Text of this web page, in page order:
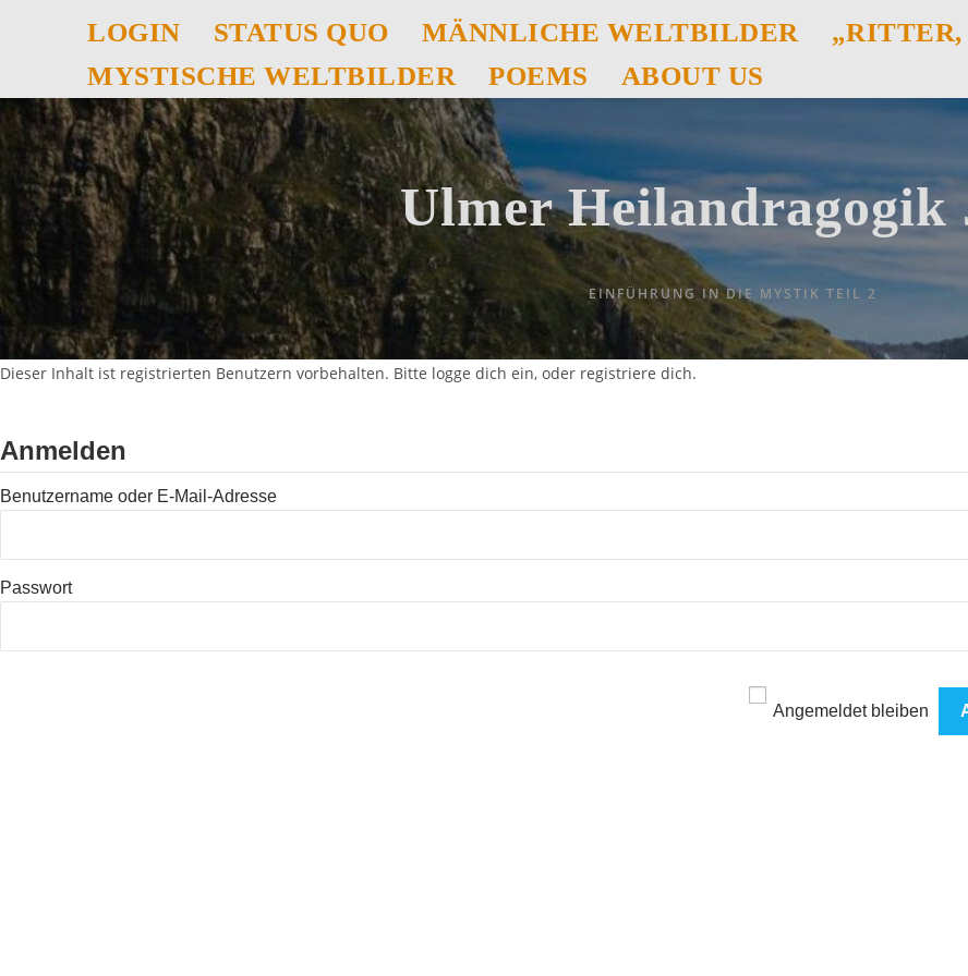
LOGIN STATUS QUO MÄNNLICHE WELTBILDER
„RITTER,
MYSTISCHE WELTBILDER
POEMS ABOUT US
Ulmer Heilandragogik
EINFÜHRUNG IN DIE MYSTIK TEIL 2
Dieser Inhalt ist registrierten Benutzern vorbehalten. Bitte logge dich ein, oder registriere dich.
Anmelden
Benutzername oder E-Mail-Adresse
Passwort
Angemeldet bleiben